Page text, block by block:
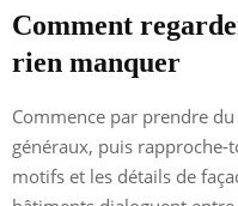
Comment
rien manquer
Commence par prendre
généraux, puis
motifs et les détails de